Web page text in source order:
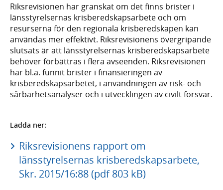
Riksrevisionen har granskat om det finns brister i
länsstyrelsernas krisberedskapsarbete och om
resurserna för den regionala krisberedskapen kan
användas mer effektivt. Riksrevisionens övergripande
slutsats är att länsstyrelsernas krisberedskapsarbete
behöver förbättras i flera avseenden. Riksrevisionen
har bl.a. funnit brister i finansieringen av
krisberedskapsarbetet, i användningen av risk- och
sårbarhetsanalyser och i utvecklingen av civilt försvar.
Ladda ner:
Riksrevisionens rapport om
länsstyrelsernas krisberedskapsarbete,
Skr. 2015/16:88 (pdf 803 kB)